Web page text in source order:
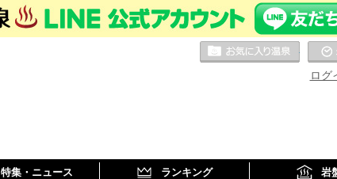
ログ
お気
特集・ニュース ランキング 岩